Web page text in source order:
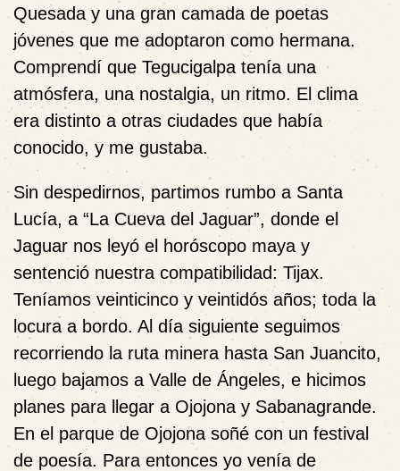
Quesada y una gran camada de poetas
jóvenes que me adoptaron como hermana.
Comprendí que Tegucigalpa tenía una
atmósfera, una nostalgia, un ritmo. El clima
era distinto a otras ciudades que había
conocido, y me gustaba.
Sin despedirnos, partimos rumbo a Santa
Lucía, a “La Cueva del Jaguar”, donde el
Jaguar nos leyó el horóscopo maya y
sentenció nuestra compatibilidad: Tijax.
Teníamos veinticinco y veintidós años; toda la
locura a bordo. Al día siguiente seguimos
recorriendo la ruta minera hasta San Juancito,
luego bajamos a Valle de Ángeles, e hicimos
planes para llegar a Ojojona y Sabanagrande.
En el parque de Ojojona soñé con un festival
de poesía. Para entonces yo venía de